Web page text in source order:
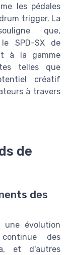
les pédales
trigger. La
que,
SPD-SX de
à la gamme
telles que
créatif
à travers
de
des
une évolution
des
et d'autres